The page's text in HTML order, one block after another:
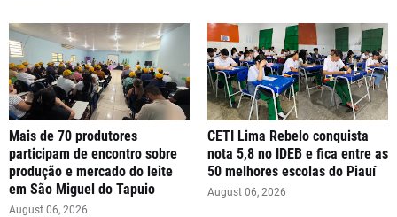
Mais de 70 produtores
participam de encontro sobre
produção e mercado do leite
em São Miguel do Tapuio
August 06, 2026
CETI Lima Rebelo conquista
nota 5,8 no IDEB e fica entre as
50 melhores escolas do Piauí
August 06, 2026